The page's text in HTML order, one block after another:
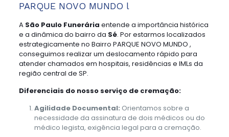
PARQUE NOVO MUNDO l
A São Paulo Funerária entende a importância histórica
e a dinâmica do bairro da Sé. Por estarmos localizados
estrategicamente no Bairro PARQUE NOVO MUNDO ,
conseguimos realizar um deslocamento rápido para
atender chamados em hospitais, residências e IMLs da
região central de SP.
Diferenciais do nosso serviço de cremação:
Agilidade Documental: Orientamos sobre a
necessidade da assinatura de dois médicos ou do
médico legista, exigência legal para a cremação.